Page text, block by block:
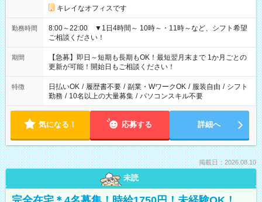
キレイなオフィスです
勤務時間
8:00～22:00 ▼1日4時間～ 10時～・11時～など、シフト希望
ご相談ください！
期間
【急募】即日～短期も長期もOK！最短翌月末まで 1か月ごとの
更新が可能！開始日もご相談ください！
特徴 日払いOK / 履歴書不要 / 副業・WワークOK / 服装自由 / シフト
勤務 / 10名以上の大量募集 / パソコンスキル不要
気になる！ 応募する 詳細へ
掲載日：2026.08.10
未読